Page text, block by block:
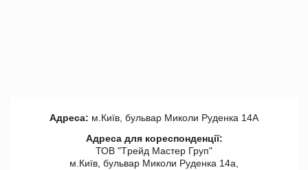
Адреса: м.Київ, бульвар Миколи Руденка 14А
Адреса для кореспонденції:
ТОВ "Tрейд Мастер Груп"
м.Київ, бульвар Миколи Руденка 14а,